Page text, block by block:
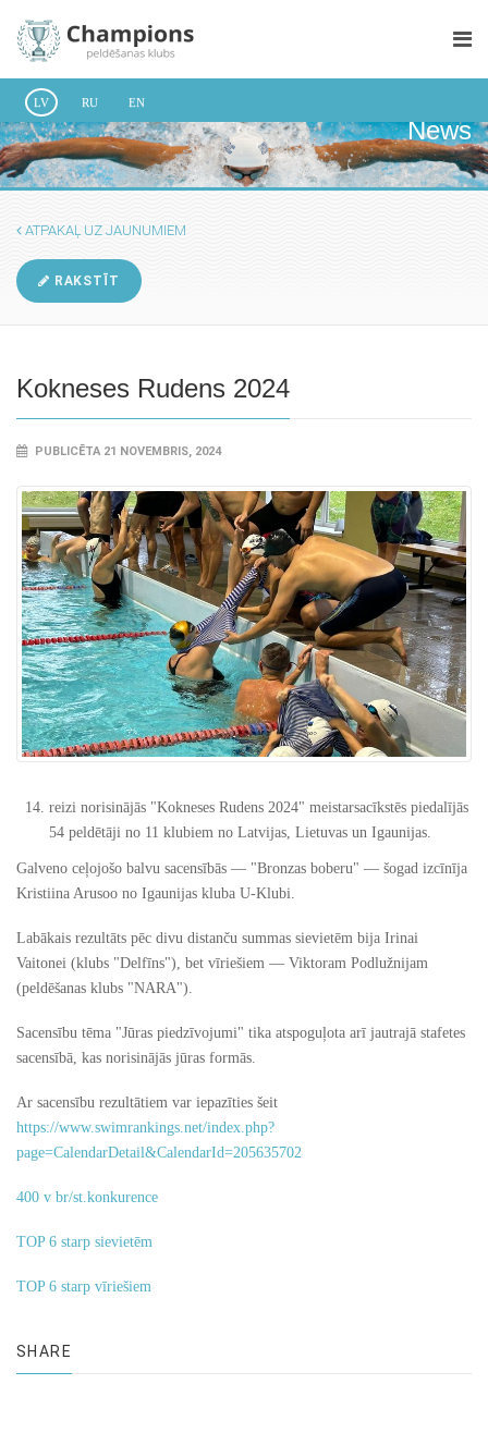
LV RU EN
News
ATPAKAĻ UZ JAUNUMIEM
RAKSTĪT
Kokneses Rudens 2024
PUBLICĒTA 21 NOVEMBRIS, 2024
reizi norisinājās "Kokneses Rudens 2024" meistarsacīkstēs piedalījās
54 peldētāji no 11 klubiem no Latvijas, Lietuvas un Igaunijas.
Galveno ceļojošo balvu sacensībās — "Bronzas boberu" — šogad izcīnīja
Kristiina Arusoo no Igaunijas kluba U-Klubi.
Labākais rezultāts pēc divu distanču summas sievietēm bija Irinai
Vaitonei (klubs "Delfīns"), bet vīriešiem — Viktoram Podlužnijam
(peldēšanas klubs "NARA").
Sacensību tēma "Jūras piedzīvojumi" tika atspoguļota arī jautrajā stafetes
sacensībā, kas norisinājās jūras formās.
Ar sacensību rezultātiem var iepazīties šeit
https://www.swimrankings.net/index.php?
page=CalendarDetail&CalendarId=205635702
400 v br/st.konkurence
TOP 6 starp sievietēm
TOP 6 starp vīriešiem
SHARE